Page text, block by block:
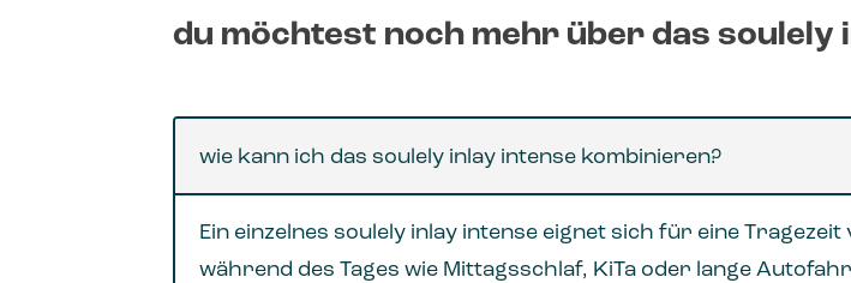
du möchtest noch mehr über das soulely
wie kann ich das soulely inlay intense kombinieren?
Ein einzelnes soulely inlay intense eignet sich für eine
während des Tages wie Mittagsschlaf, KiTa oder lange